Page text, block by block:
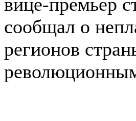
сообщал о
регионов